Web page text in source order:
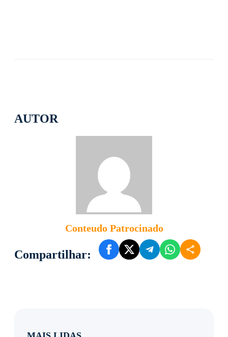
AUTOR
Conteudo Patrocinado
Compartilhar: